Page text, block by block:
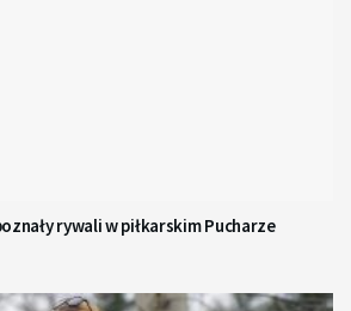
rywali w piłkarskim Pucharze